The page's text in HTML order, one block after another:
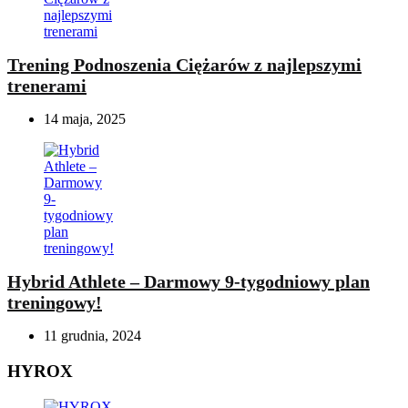
Trening Podnoszenia Ciężarów z najlepszymi
trenerami
14 maja, 2025
Hybrid Athlete – Darmowy 9-tygodniowy plan
treningowy!
11 grudnia, 2024
HYROX